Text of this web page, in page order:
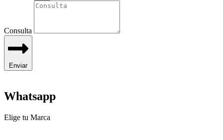
Consulta
Enviar
Whatsapp
Elige tu Marca